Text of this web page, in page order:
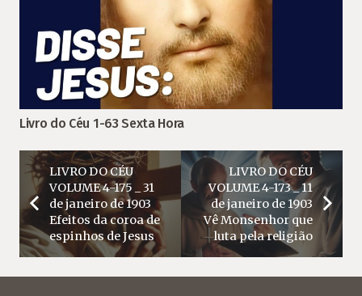
Livro do Céu 1-63 Sexta Hora
LIVRO DO CÉU
VOLUME 4-175 _ 31
de janeiro de 1903
Efeitos da coroa de
espinhos de Jesus
LIVRO DO CÉU
VOLUME 4-173 _ 11
de janeiro de 1903
Vê Monsenhor que
luta pela religião